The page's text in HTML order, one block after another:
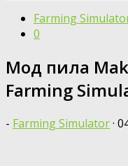
Farming
0
Мод пила
Farming
- Farming Simulator·